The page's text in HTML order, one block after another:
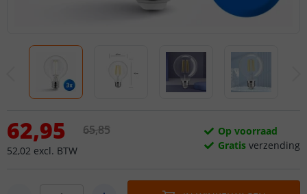
62,95
52,02 excl. BTW
65,85
Op voorraad
Gratis verzending